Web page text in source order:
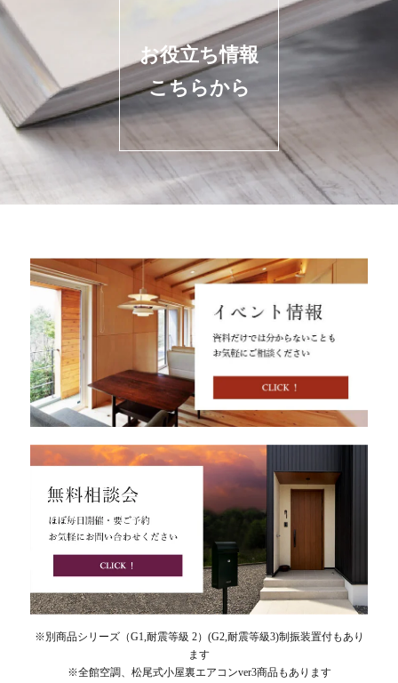
お役立ち情報
こちらから
※別商品シリーズ（G1,耐震等級 2）(G2,耐震等級3)制振装置付もあり
ます
※全館空調、松尾式小屋裏エアコンver3商品もあります